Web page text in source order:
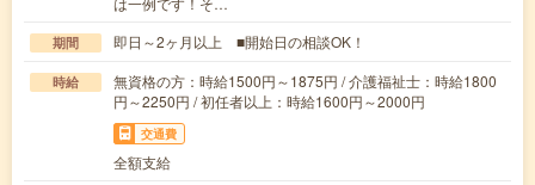
期間 即日～2ヶ月以上 ■開始日の相談OK！
時給
無資格の方：時給1500円～1875円 / 介護福祉士：時給1800
円～2250円 / 初任者以上：時給1600円～2000円
交通費
全額支給